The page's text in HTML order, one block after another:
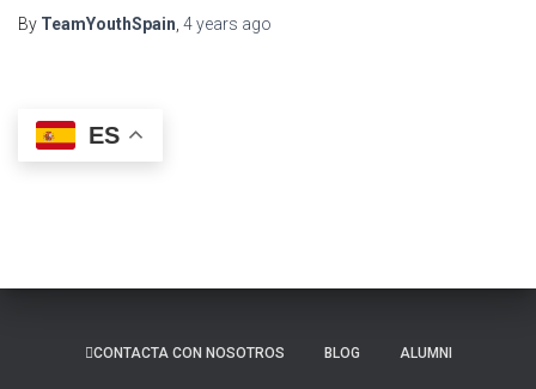
By TeamYouthSpain 4 years ago
ES
CONTACTA CON NOSOTROS BLOG ALUMNI